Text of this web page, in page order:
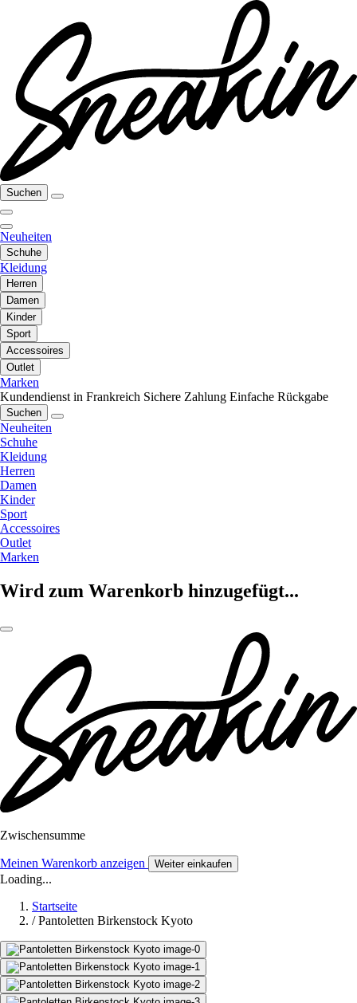
Suchen
Neuheiten
Schuhe
Kleidung
Herren
Damen
Kinder
Sport
Accessoires
Outlet
Marken
Kundendienst in Frankreich Sichere Zahlung Einfache Rückgabe
Suchen
Neuheiten
Schuhe
Kleidung
Herren
Damen
Kinder
Sport
Accessoires
Outlet
Marken
Wird zum Warenkorb hinzugefügt...
Zwischensumme
Meinen Warenkorb anzeigen Weiter einkaufen
Loading...
Startseite
/ Pantoletten Birkenstock Kyoto